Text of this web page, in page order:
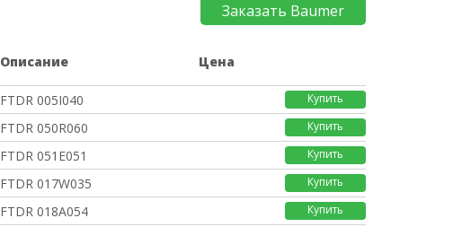
Заказать Baumer
Описание Цена
FTDR 005I040 Купить
FTDR 050R060 Купить
FTDR 051E051 Купить
FTDR 017W035 Купить
FTDR 018A054 Купить